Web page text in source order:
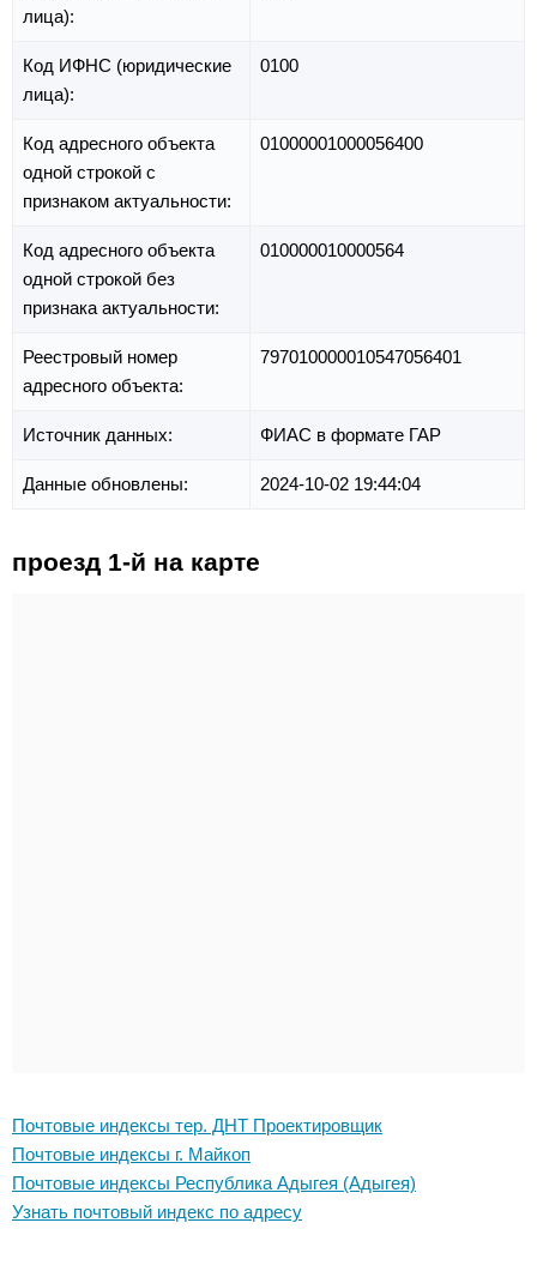
лица):
Код ИФНС (юридические
лица):
0100
Код адресного объекта
одной строкой с
признаком актуальности:
01000001000056400
Код адресного объекта
одной строкой без
признака актуальности:
010000010000564
Реестровый номер
адресного объекта:
797010000010547056401
Источник данных: ФИАС в формате ГАР
Данные обновлены: 2024-10-02 19:44:04
проезд 1-й на карте
Почтовые индексы тер. ДНТ Проектировщик
Почтовые индексы г. Майкоп
Почтовые индексы Республика Адыгея (Адыгея)
Узнать почтовый индекс по адресу